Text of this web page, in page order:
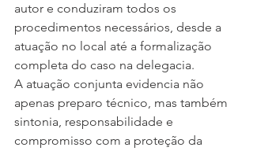
autor e conduziram todos os
procedimentos necessários, desde a
atuação no local até a formalização
completa do caso na delegacia.
A atuação conjunta evidencia não
apenas preparo técnico, mas também
sintonia, responsabilidade e
compromisso com a proteção da